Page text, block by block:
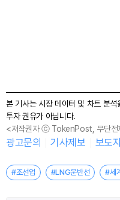
본 기사는 시장 데이터 및 차트 분
투자 권유가 아닙니다.
<저작권자 ⓒ TokenPost, 무단전
광고문의 기사제보 보도
#조선업 #LNG운반선 #세